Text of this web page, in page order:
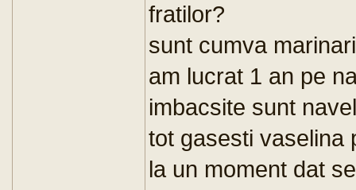
fratilor?
sunt cumva
am lucrat 1 an pe
imbacsite sunt
tot gasesti vaselina
la un moment dat